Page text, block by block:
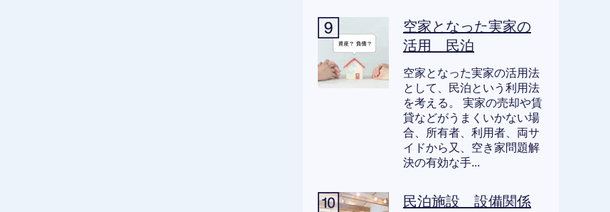
空家となった実家の
活用 民泊
空家となった実家の活用法
として、民泊という利用法
を考える。 実家の売却や賃
貸などがうまくいかない場
合、所有者、利用者、両サ
イドから又、空き家問題解
決の有効な手...
民泊施設 設備関係